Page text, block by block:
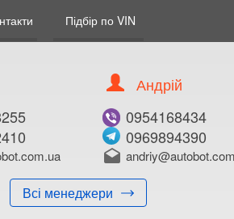
Підбір по VIN
Всі менеджери
Андрій
0954168434
0969894390
drafts
В ЗАКЛАДКИ